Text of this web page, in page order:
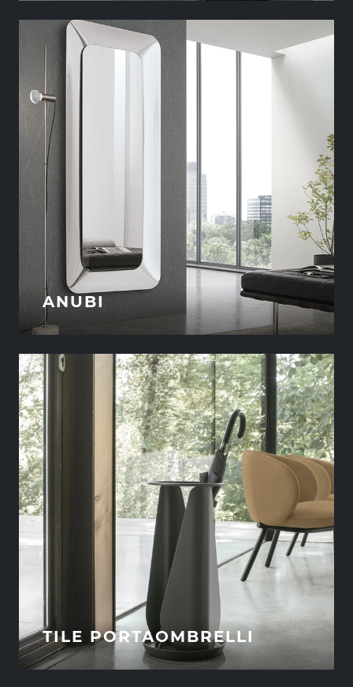
ANUBI
TILE PORTAOMBRELLI